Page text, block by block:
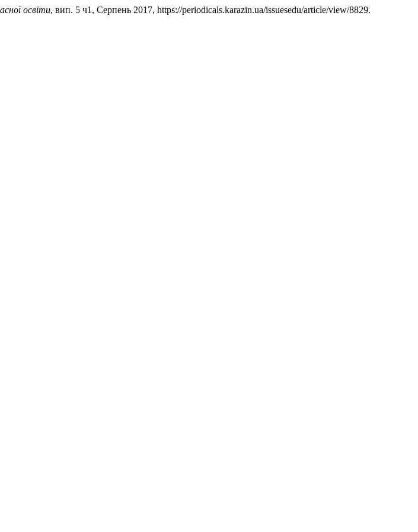
освіти, вип. 5 ч1, Серпень 2017, https://periodicals.karazin.ua/issuesedu/article/view/8829.